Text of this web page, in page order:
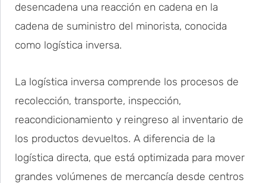
desencadena una reacción en cadena en la
cadena de suministro del minorista, conocida
como logística inversa.
La logística inversa comprende los procesos de
recolección, transporte, inspección,
reacondicionamiento y reingreso al inventario de
los productos devueltos. A diferencia de la
logística directa, que está optimizada para mover
grandes volúmenes de mercancía desde centros